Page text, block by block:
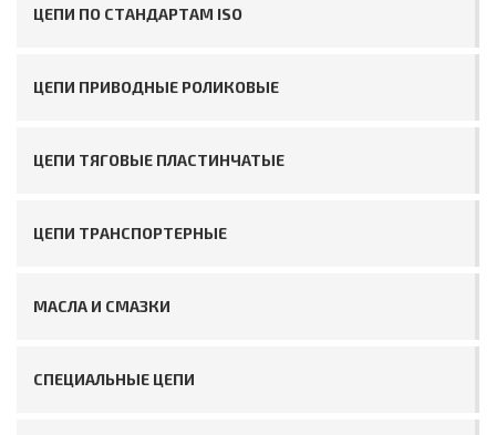
ЦЕПИ ПО СТАНДАРТАМ ISO
ЦЕПИ ПРИВОДНЫЕ РОЛИКОВЫЕ
ЦЕПИ ТЯГОВЫЕ ПЛАСТИНЧАТЫЕ
ЦЕПИ ТРАНСПОРТЕРНЫЕ
МАСЛА И СМАЗКИ
СПЕЦИАЛЬНЫЕ ЦЕПИ